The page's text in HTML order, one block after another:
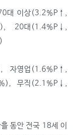
대 이상(3.2%P↑,
20대(1.4%P↓,
자영업(1.6%P↑,
무직(2.1%P↓,
동안 전국 18세 이